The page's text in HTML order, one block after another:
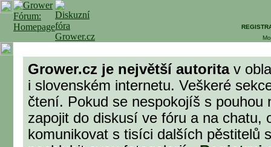
Grower.cz je největší autoritav
i slovenském internetu. Veškeré
čtení. Pokud se nespokojíš s pouhou
zapojit do diskusí ve fóru a na chatu,
komunikovat s tisíci dalších pěstitelů